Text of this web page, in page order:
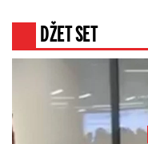
DŽET SET